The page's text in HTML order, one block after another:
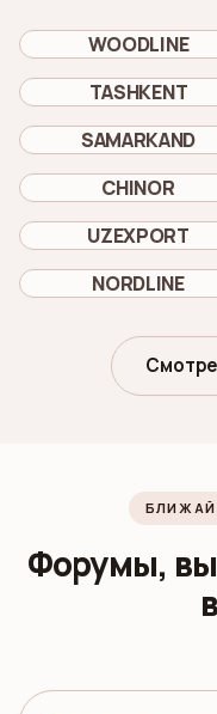
WOODLINE
TASHKENT
SAMARKAND
CHINOR
UZEXPORT
NORDLINE
Форумы,